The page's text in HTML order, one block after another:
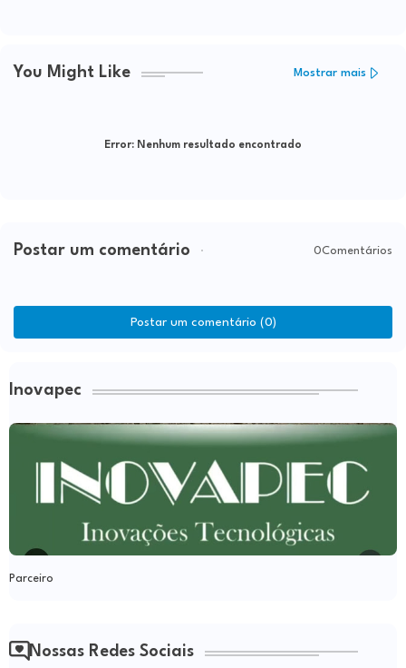
You Might Like Mostrar mais
Error: Nenhum resultado encontrado
Postar um comentário 0Comentários
Postar um comentário (0)
Inovapec
Parceiro
Nossas Redes Sociais